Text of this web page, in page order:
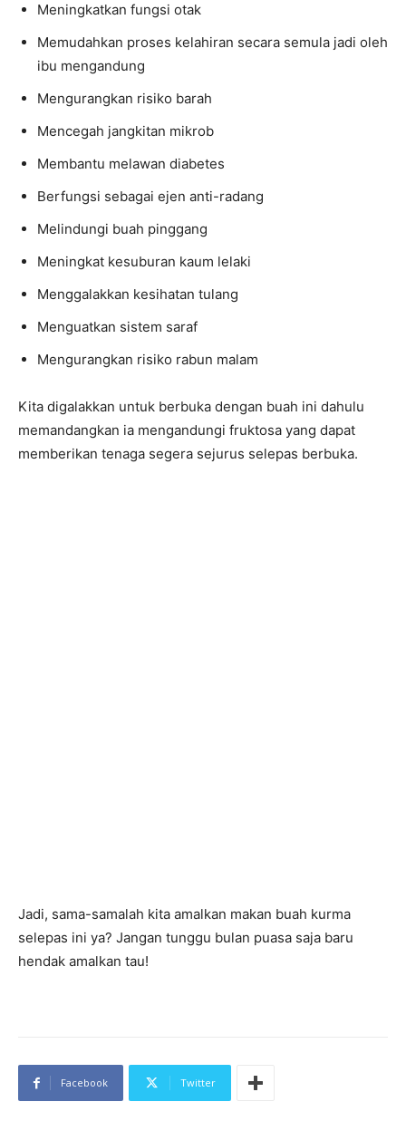
Meningkatkan fungsi otak
Memudahkan proses kelahiran secara semula jadi oleh
ibu mengandung
Mengurangkan risiko barah
Mencegah jangkitan mikrob
Membantu melawan diabetes
Berfungsi sebagai ejen anti-radang
Melindungi buah pinggang
Meningkat kesuburan kaum lelaki
Menggalakkan kesihatan tulang
Menguatkan sistem saraf
Mengurangkan risiko rabun malam
Kita digalakkan untuk berbuka dengan buah ini dahulu
memandangkan ia mengandungi fruktosa yang dapat
memberikan tenaga segera sejurus selepas berbuka.
Jadi, sama-samalah kita amalkan makan buah kurma
selepas ini ya? Jangan tunggu bulan puasa saja baru
hendak amalkan tau!
Facebook Twitter